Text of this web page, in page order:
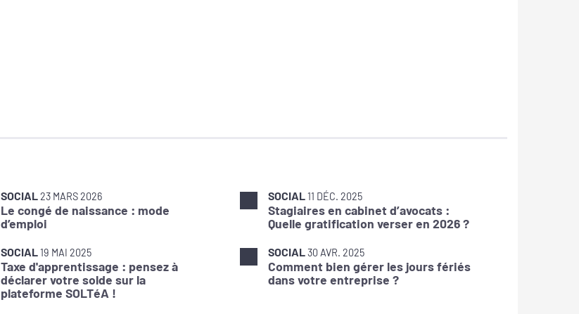
SOCIAL23 MARS 2026
Le congé de naissance : mode
d’emploi
SOCIAL11 DÉC. 2025
Stagiaires en cabinet d’avocats :
Quelle gratification verser en 2026 ?
SOCIAL19 MAI 2025
Taxe d'apprentissage : pensez à
déclarer votre solde sur la
plateforme SOLTéA !
SOCIAL30 AVR. 2025
Comment bien gérer les jours fériés
dans votre entreprise ?